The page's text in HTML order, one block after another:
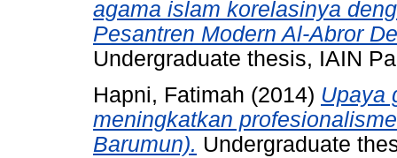
agama islam korelasinya
Pesantren Modern Al-Abror
Undergraduate thesis, IAIN
Hapni, Fatimah (2014) Upaya
meningkatkan
Barumun). Undergraduate